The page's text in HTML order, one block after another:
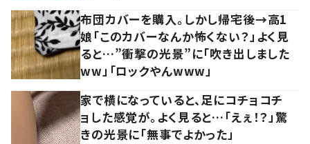
布団カバーを購入。しかし帰宅後→高1
娘「このカバーなんか怖くない？」よく見
ると…”衝撃の光景”に「吹き出しました
ww」「ロックやんwww」
家で横になっていると、足にコチョコチ
ョした感覚が。よく見ると…「えぇ！？」驚
きの光景に「無事でよかった」